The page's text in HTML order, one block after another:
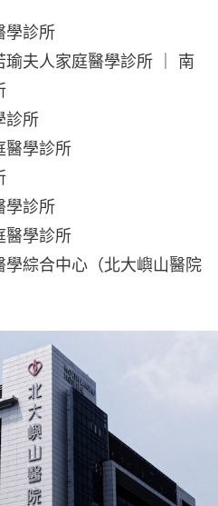
學診所
夫人家庭醫學診所 ｜ 南
診所
醫學診所
學診所
醫學診所
綜合中心（北大嶼山醫院